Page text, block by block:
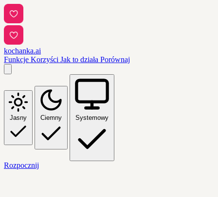
kochanka.ai
Funkcje Korzyści Jak to działa Porównaj
Jasny Ciemny Systemowy
Rozpocznij